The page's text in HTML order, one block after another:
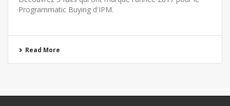
Programmatic Buying d'IPM.
Read More